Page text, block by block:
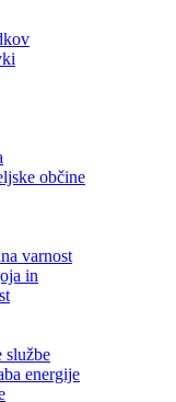
občine
varnost
in
službe
energije